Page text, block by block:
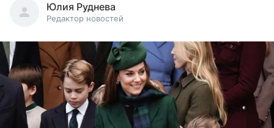
Юлия Руднева
Редактор новостей